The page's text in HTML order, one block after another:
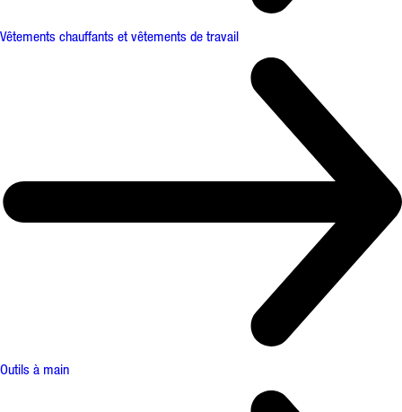
Vêtements chauffants et vêtements de travail
Outils à main